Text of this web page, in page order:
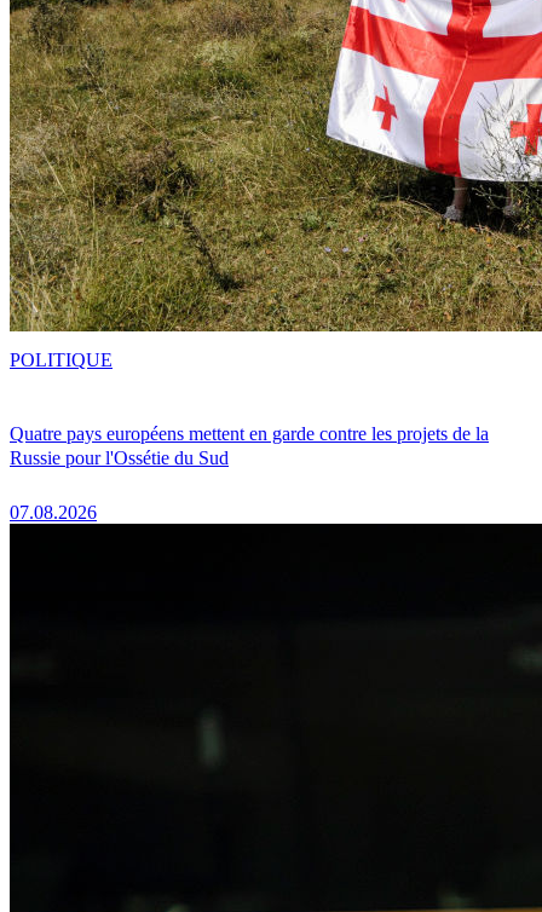
Quatre pays européens mettent en garde contre les projets de la
Russie pour l'Ossétie du Sud
07.08.2026
POLITIQUE